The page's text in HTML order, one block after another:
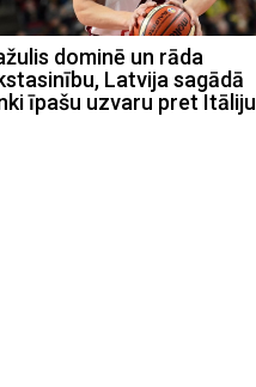
dominē un rāda
Latvija sagādā
īpašu uzvaru pret Itāliju